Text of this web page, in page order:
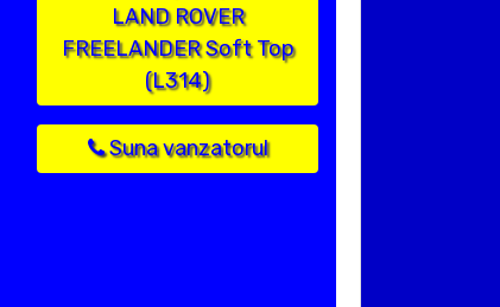
LAND ROVER
FREELANDER Soft Top
(L314)
Suna vanzatorul